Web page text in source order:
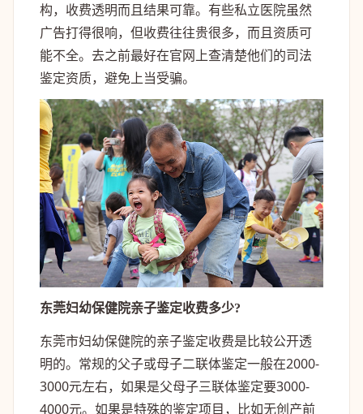
构，收费透明而且结果可靠。有些私立医院虽然
广告打得很响，但收费往往贵很多，而且资质可
能不全。去之前最好在官网上查清楚他们的司法
鉴定资质，避免上当受骗。
东莞妇幼保健院亲子鉴定收费多少?
东莞市妇幼保健院的亲子鉴定收费是比较公开透
明的。常规的父子或母子二联体鉴定一般在2000-
3000元左右，如果是父母子三联体鉴定要3000-
4000元。如果是特殊的鉴定项目，比如无创产前